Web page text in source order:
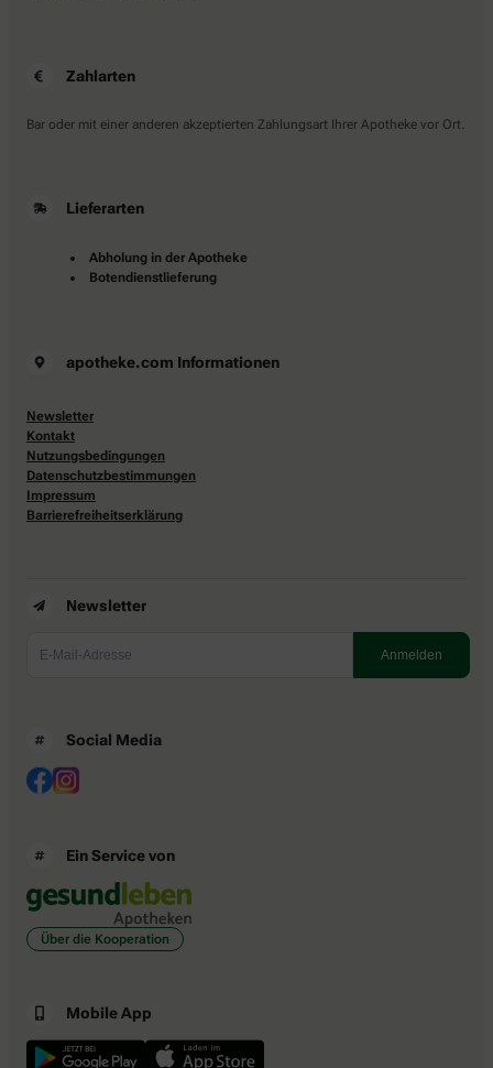
Zahlarten
Bar oder mit einer anderen akzeptierten Zahlungsart Ihrer Apotheke vor Ort.
Lieferarten
Abholung in der Apotheke
Botendienstlieferung
apotheke.com Informationen
Newsletter
Kontakt
Nutzungsbedingungen
Datenschutzbestimmungen
Impressum
Barrierefreiheitserklärung
Newsletter
Social Media
Ein Service von
Über die Kooperation
Mobile App